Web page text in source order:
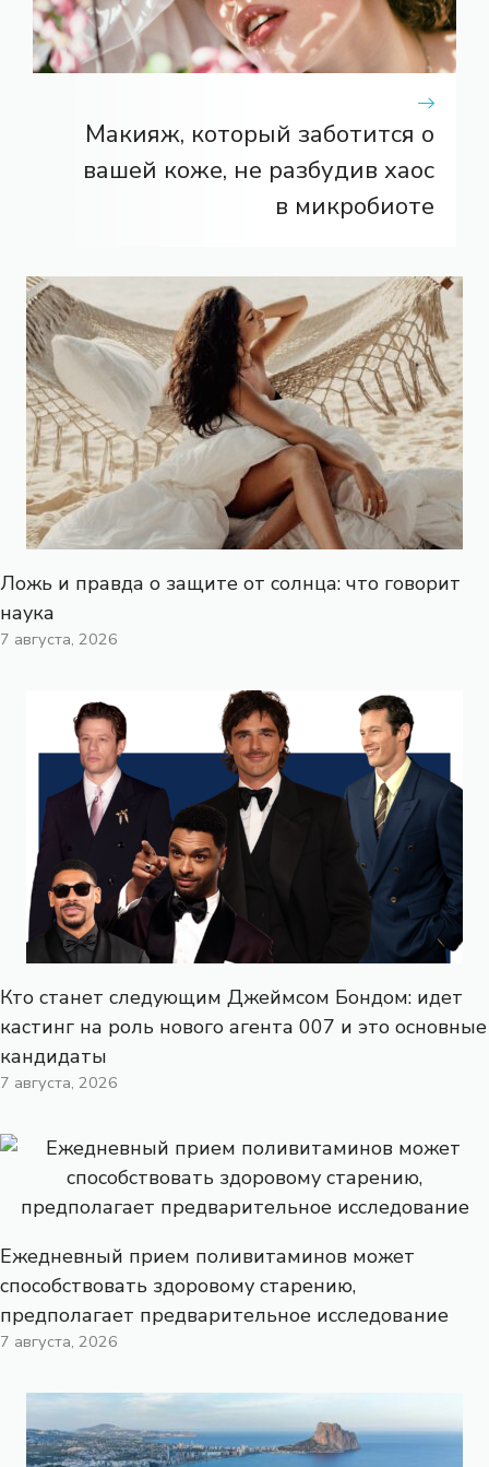
Макияж, который заботится о
вашей коже, не разбудив хаос
в микробиоте
Ложь и правда о защите от солнца: что говорит
наука
7 августа, 2026
Кто станет следующим Джеймсом Бондом: идет
кастинг на роль нового агента 007 и это основные
кандидаты
7 августа, 2026
Ежедневный прием поливитаминов может
способствовать здоровому старению,
предполагает предварительное исследование
7 августа, 2026